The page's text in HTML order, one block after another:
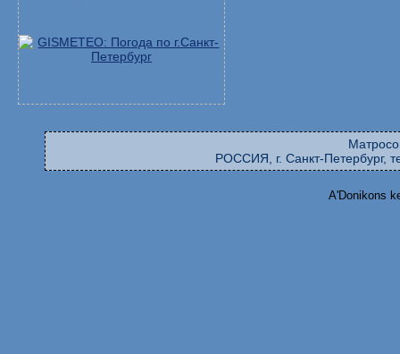
РОССИЯ, г. Санкт-Петербург,
A'Donikons